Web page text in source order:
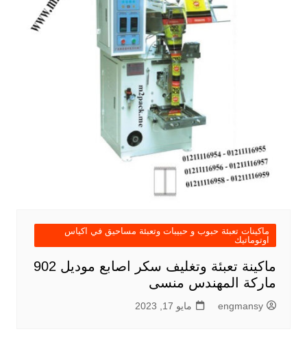
ماكينات تعبئة حبوب و حبيبات وتعبئة مساحيق في اكياس
اوتوماتيك
ماكينة تعبئة وتغليف سكر اصابع موديل 902
ماركة المهندس منسى
engmansy مايو 17, 2023